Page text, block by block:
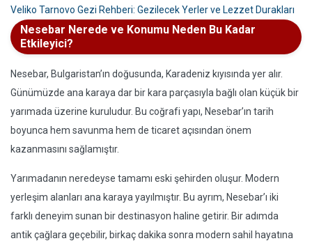
Veliko Tarnovo Gezi Rehberi: Gezilecek Yerler ve Lezzet Durakları
Nesebar Nerede ve Konumu Neden Bu Kadar
Etkileyici?
Nesebar, Bulgaristan’ın doğusunda, Karadeniz kıyısında yer alır.
Günümüzde ana karaya dar bir kara parçasıyla bağlı olan küçük bir
yarımada üzerine kuruludur. Bu coğrafi yapı, Nesebar’ın tarih
boyunca hem savunma hem de ticaret açısından önem
kazanmasını sağlamıştır.
Yarımadanın neredeyse tamamı eski şehirden oluşur. Modern
yerleşim alanları ana karaya yayılmıştır. Bu ayrım, Nesebar’ı iki
farklı deneyim sunan bir destinasyon haline getirir. Bir adımda
antik çağlara geçebilir, birkaç dakika sonra modern sahil hayatına